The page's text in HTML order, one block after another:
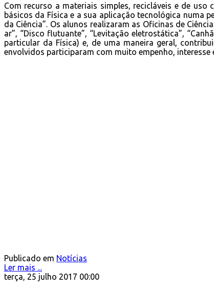
Com recurso a materiais simples, recicláveis e de
básicos da Física e a sua aplicação tecnológica numa
da Ciência”. Os alunos realizaram as Oficinas de
ar”, “Disco flutuante”, “Levitação eletrostática”,
particular da Física) e, de uma maneira geral,
envolvidos participaram com muito empenho, interesse
Publicado em Notícias
Ler mais ...
terça, 25 julho 2017 00:00